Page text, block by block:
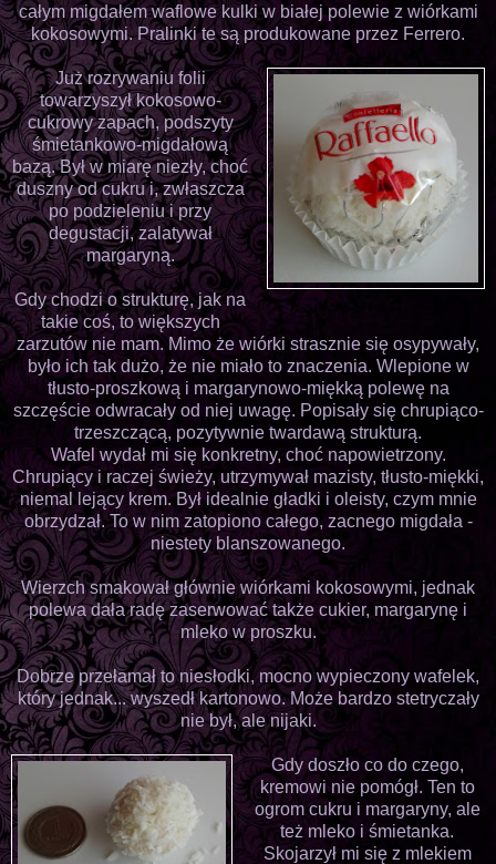
całym migdałem waflowe kulki w białej polewie z wiórkami
kokosowymi. Pralinki te są produkowane przez Ferrero.
Już rozrywaniu folii
towarzyszył kokosowo-
cukrowy zapach, podszyty
śmietankowo-migdałową
bazą. Był w miarę niezły, choć
duszny od cukru i, zwłaszcza
po podzieleniu i przy
degustacji, zalatywał
margaryną.
Gdy chodzi o strukturę, jak na
takie coś, to większych
zarzutów nie mam. Mimo że wiórki strasznie się osypywały,
było ich tak dużo, że nie miało to znaczenia. Wlepione w
tłusto-proszkową i margarynowo-miękką polewę na
szczęście odwracały od niej uwagę. Popisały się chrupiąco-
trzeszczącą, pozytywnie twardawą strukturą.
Wafel wydał mi się konkretny, choć napowietrzony.
Chrupiący i raczej świeży, utrzymywał mazisty, tłusto-miękki,
niemal lejący krem. Był idealnie gładki i oleisty, czym mnie
obrzydzał. To w nim zatopiono całego, zacnego migdała -
niestety blanszowanego.
Wierzch smakował głównie wiórkami kokosowymi, jednak
polewa dała radę zaserwować także cukier, margarynę i
mleko w proszku.
Dobrze przełamał to niesłodki, mocno wypieczony wafelek,
który jednak... wyszedł kartonowo. Może bardzo stetryczały
nie był, ale nijaki.
Gdy doszło co do czego,
kremowi nie pomógł. Ten to
ogrom cukru i margaryny, ale
też mleko i śmietanka.
Skojarzył mi się z mlekiem